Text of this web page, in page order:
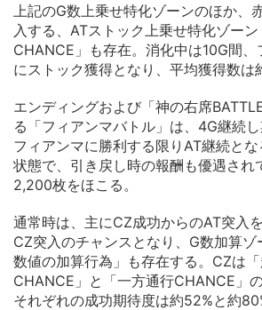
上記のG数上乗せ特化ゾーンのほか、
入する、ATストック上乗せ特化ゾー
CHANCE」も存在。消化中は10G間
にストック獲得となり、平均獲得数は
エンディングおよび「神の右席
る「フィアンマバトル」は、4G継続し
フィアンマに勝利する限りAT継続と
状態で、引き戻し時の報酬も優遇され
2,200枚をほこる。
通常時は、主にCZ成功からのAT突入
CZ突入のチャンスとなり、G数加算ゾ
数値の加算行為」も存在する。CZは
CHANCE」と「一方通行CHANCE」
それぞれの成功期待度は約52%と約